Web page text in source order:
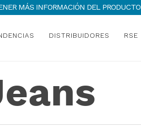
DISTRIBUIDORES RSE
MÁS INFORMACIÓN DEL PRODUCTO